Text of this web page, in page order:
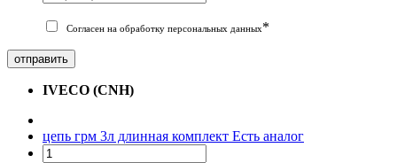
Согласен на обработку персональных данных*
отправить
IVECO (CNH)
цепь грм 3л длинная комплект Есть аналог